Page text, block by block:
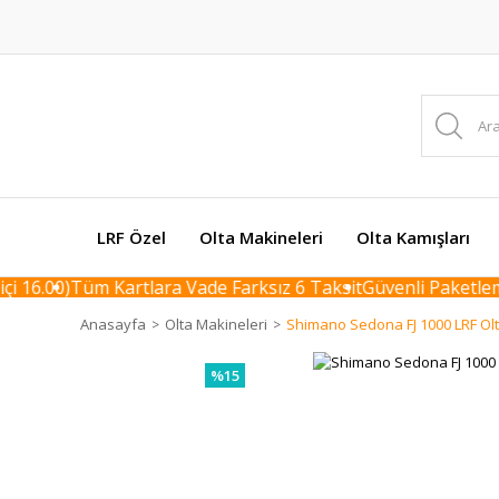
LRF Özel Olta Makineleri Olta Kamışları
Tüm Kartlara Vade Farksız 6 TaksitGüvenli
Anasayfa Olta Makineleri Shimano Sedona FJ 1000 LRF
%15